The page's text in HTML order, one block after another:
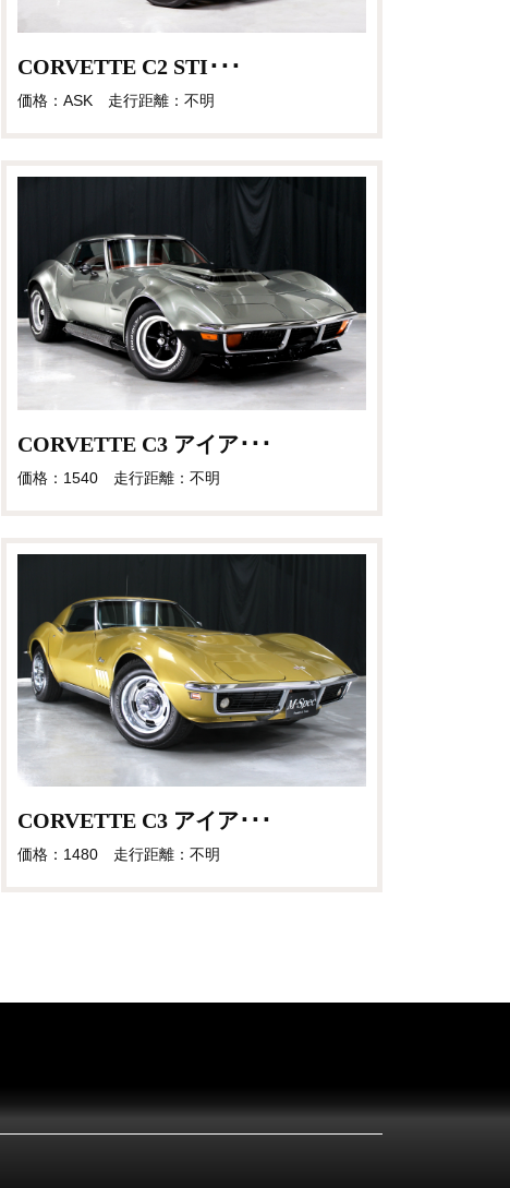
CORVETTE C2 STI･･･
価格：ASK 走行距離：不明
CORVETTE C3 アイア･･･
価格：1540 走行距離：不明
CORVETTE C3 アイア･･･
価格：1480 走行距離：不明